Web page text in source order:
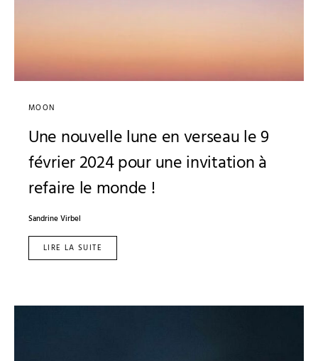
MOON
Une nouvelle lune en verseau le 9
février 2024 pour une invitation à
refaire le monde !
Sandrine Virbel
LIRE LA SUITE